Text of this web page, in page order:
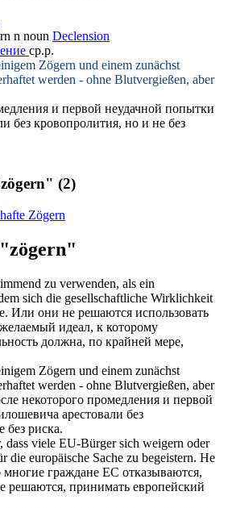
n noun Declension
ср.р.
Zögern und einem zunächst
werden - ohne Blutvergießen, aber
и первой неудачной попытки
без кровопролития, но и не без
(2)
Zögern
zu verwenden, als ein
sich die gesellschaftliche Wirklichkeit
Или они не решаются использовать
идеал, к которому
должна, по крайней мере,
Zögern und einem zunächst
werden - ohne Blutvergießen, aber
некоторого промедления и первой
арестовали без
без риска.
dass viele EU-Bürger sich weigern oder
die europäische Sache zu begeistern. Не
многие граждане ЕС отказываются,
решаются, принимать европейский